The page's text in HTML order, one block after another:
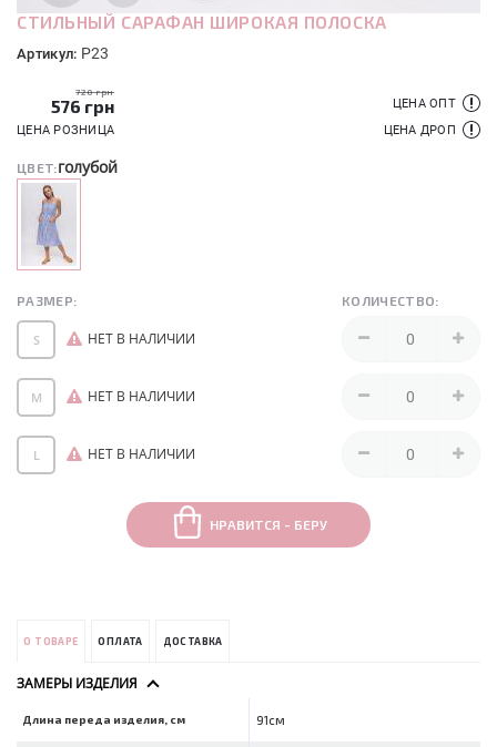
СТИЛЬНЫЙ САРАФАН ШИРОКАЯ ПОЛОСКА
Артикул: P23
720 грн
576 грн
ЦЕНА РОЗНИЦА
ЦЕНА ОПТ
ЦЕНА ДРОП
ЦВЕТ:голубой
РАЗМЕР: КОЛИЧЕСТВО:
S НЕТ В НАЛИЧИИ
M НЕТ В НАЛИЧИИ
L НЕТ В НАЛИЧИИ
НРАВИТСЯ - БЕРУ
О ТОВАРЕ ОПЛАТА ДОСТАВКА
ЗАМЕРЫ ИЗДЕЛИЯ
Длина переда изделия, см 91см